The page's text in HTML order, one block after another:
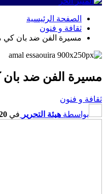
الصفحة الرئيسية
ثقافة و فنون
مسيرة الفن ضد بان كي
مسيرة الفن ضد
ثقافة و فنون
بواسطة هيئة التحرير في 20 مارس ,